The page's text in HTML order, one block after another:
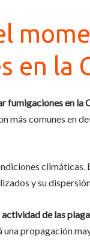
en la
fumigaciones en la
más comunes en
y su
de las
propagación